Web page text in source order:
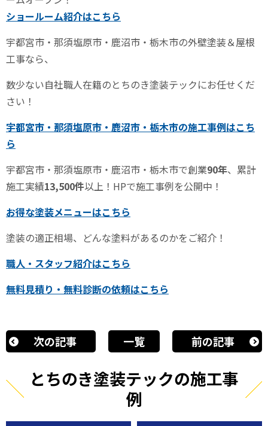
ショールーム紹介はこちら
宇都宮市・那須塩原市・鹿沼市・栃木市の外壁塗装＆屋根
工事なら、
数少ない自社職人在籍のとちのき塗装テックにお任せくだ
さい！
宇都宮市・那須塩原市・鹿沼市・栃木市の施工事例はこち
ら
宇都宮市・那須塩原市・鹿沼市・栃木市で創業90年、累計
施工実績13,500件以上！ HPで施工事例を公開中！
お得な塗装メニューはこちら
塗装の適正相場、どんな塗料があるのかをご紹介！
職人・スタッフ紹介はこちら
無料見積り・無料診断の依頼はこちら
次の記事 一覧 前の記事
とちのき塗装テックの施工事
例